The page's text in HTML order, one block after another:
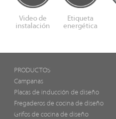
Video de
instalación
Etiqueta
energética
PRODUCTOS
Campanas
Placas de inducción de diseño
Fregaderos de cocina de diseño
Grifos de cocina de diseño